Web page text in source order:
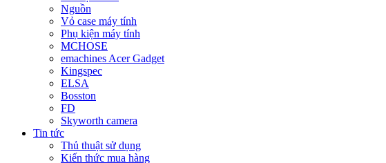
Nguồn
Vỏ case máy tính
Phụ kiện máy tính
MCHOSE
emachines Acer Gadget
Kingspec
ELSA
Bosston
FD
Skyworth camera
Tin tức
Thủ thuật sử dụng
Kiến thức mua hàng